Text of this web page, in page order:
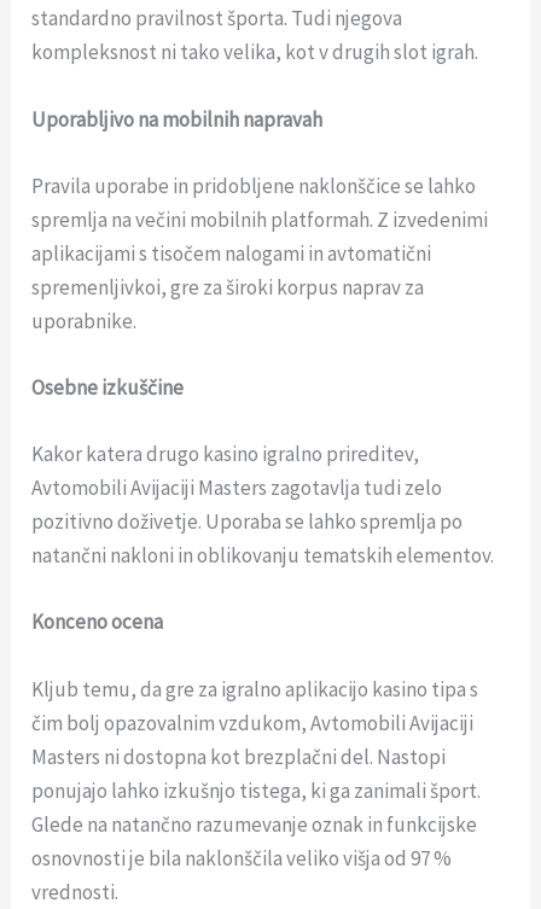
standardno pravilnost športa. Tudi njegova
kompleksnost ni tako velika, kot v drugih slot igrah.
Uporabljivo na mobilnih napravah
Pravila uporabe in pridobljene naklonščice se lahko
spremlja na večini mobilnih platformah. Z izvedenimi
aplikacijami s tisočem nalogami in avtomatični
spremenljivkoi, gre za široki korpus naprav za
uporabnike.
Osebne izkuščine
Kakor katera drugo kasino igralno prireditev,
Avtomobili Avijaciji Masters zagotavlja tudi zelo
pozitivno doživetje. Uporaba se lahko spremlja po
natančni nakloni in oblikovanju tematskih elementov.
Konceno ocena
Kljub temu, da gre za igralno aplikacijo kasino tipa s
čim bolj opazovalnim vzdukom, Avtomobili Avijaciji
Masters ni dostopna kot brezplačni del. Nastopi
ponujajo lahko izkušnjo tistega, ki ga zanimali šport.
Glede na natančno razumevanje oznak in funkcijske
osnovnosti je bila naklonščila veliko višja od 97 %
vrednosti.